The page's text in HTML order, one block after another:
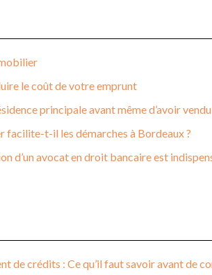
le coût de votre emprunt
principale avant même d’avoir vendu
t-il les démarches à Bordeaux ?
d’un avocat en droit bancaire est
de crédits : Ce qu’il faut savoir avant de